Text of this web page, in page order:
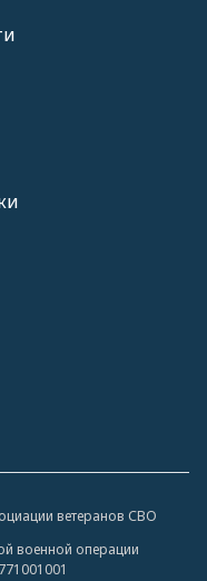
ветеранов СВО
военной операции